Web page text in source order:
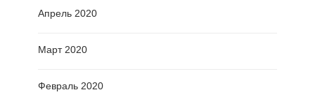
Апрель 2020
Март 2020
Февраль 2020